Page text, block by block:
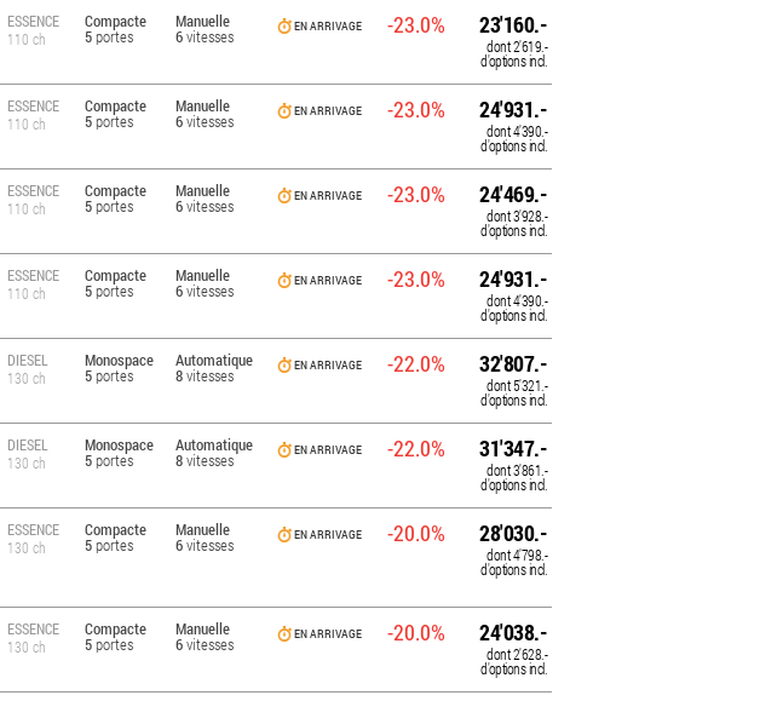
ESSENCE
110 ch
Compacte
5portes
Manuelle
6vitesses EN ARRIVAGE -23.0% 23'160.-
dont2'619.-
d'options incl.
ESSENCE
110 ch
Compacte
5portes
Manuelle
6vitesses EN ARRIVAGE -23.0% 24'931.-
dont4'390.-
d'options incl.
ESSENCE
110 ch
Compacte
5portes
Manuelle
6vitesses EN ARRIVAGE -23.0% 24'469.-
dont3'928.-
d'options incl.
ESSENCE
110 ch
Compacte
5portes
Manuelle
6vitesses EN ARRIVAGE -23.0% 24'931.-
dont4'390.-
d'options incl.
DIESEL
130 ch
Monospace
5portes
Automatique
8vitesses EN ARRIVAGE -22.0% 32'807.-
dont5'321.-
d'options incl.
DIESEL
130 ch
Monospace
5portes
Automatique
8vitesses EN ARRIVAGE -22.0% 31'347.-
dont3'861.-
d'options incl.
ESSENCE
130 ch
Compacte
5portes
Manuelle
6vitesses EN ARRIVAGE -20.0% 28'030.-
dont4'798.-
d'options incl.
ESSENCE
130 ch
Compacte
5portes
Manuelle
6vitesses EN ARRIVAGE -20.0% 24'038.-
dont2'628.-
d'options incl.